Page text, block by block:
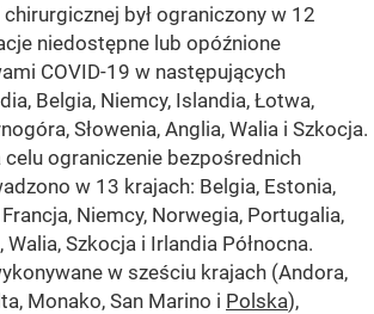
był ograniczony w 12
niedostępne lub opóźnione
COVID-19 w następujących
Belgia, Niemcy, Islandia, Łotwa,
Słowenia, Anglia, Walia i Szkocja.
celu ograniczenie bezpośrednich
w 13 krajach: Belgia, Estonia,
Niemcy, Norwegia, Portugalia,
Walia, Szkocja i Irlandia Północna.
w sześciu krajach (Andora,
Monako, San Marino i Polska),